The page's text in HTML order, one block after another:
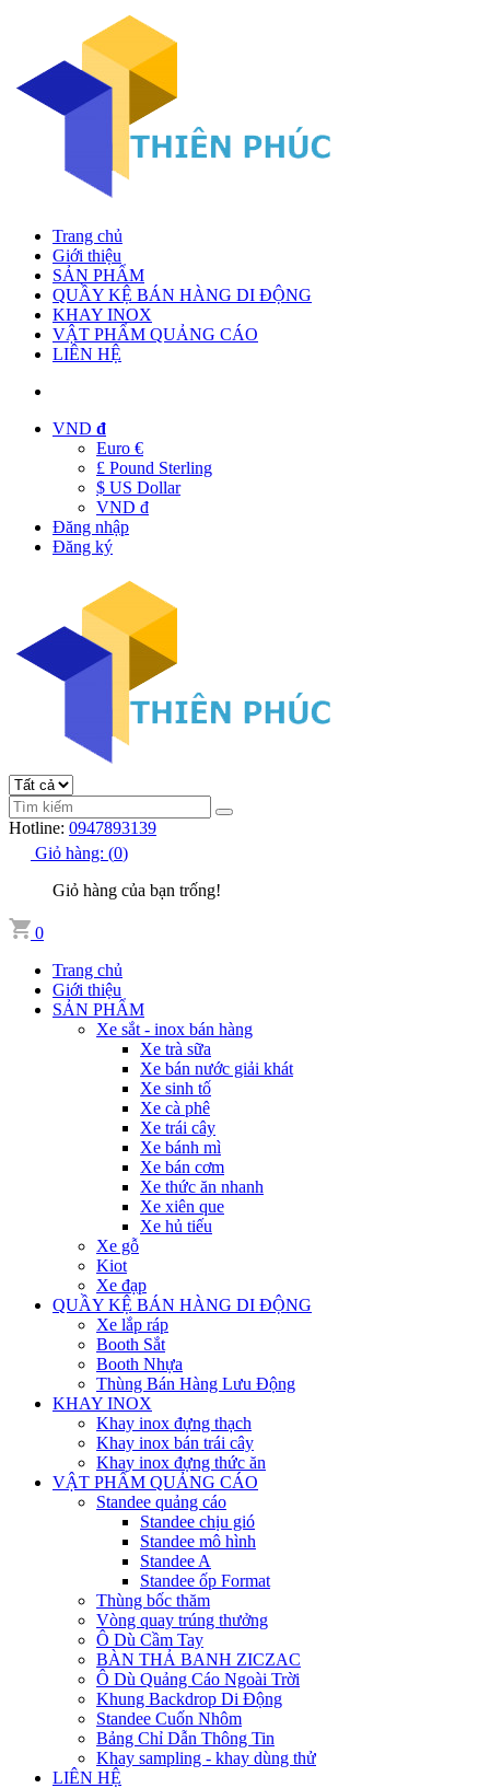
Trang chủ
Giới thiệu
SẢN PHẨM
QUẦY KỆ BÁN HÀNG DI ĐỘNG
KHAY INOX
VẬT PHẨM QUẢNG CÁO
LIÊN HỆ
VND đ
Euro €
£ Pound Sterling
$ US Dollar
VND đ
Đăng nhập
Đăng ký
Hotline: 0947893139
Giỏ hàng: (0)
Giỏ hàng của bạn trống!
0
Trang chủ
Giới thiệu
SẢN PHẨM
Xe sắt - inox bán hàng
Xe trà sữa
Xe bán nước giải khát
Xe sinh tố
Xe cà phê
Xe trái cây
Xe bánh mì
Xe bán cơm
Xe thức ăn nhanh
Xe xiên que
Xe hủ tiếu
Xe gỗ
Kiot
Xe đạp
QUẦY KỆ BÁN HÀNG DI ĐỘNG
Xe lắp ráp
Booth Sắt
Booth Nhựa
Thùng Bán Hàng Lưu Động
KHAY INOX
Khay inox đựng thạch
Khay inox bán trái cây
Khay inox đựng thức ăn
VẬT PHẨM QUẢNG CÁO
Standee quảng cáo
Standee chịu gió
Standee mô hình
Standee A
Standee ốp Format
Thùng bốc thăm
Vòng quay trúng thưởng
Ô Dù Cầm Tay
BÀN THẢ BANH ZICZAC
Ô Dù Quảng Cáo Ngoài Trời
Khung Backdrop Di Động
Standee Cuốn Nhôm
Bảng Chỉ Dẫn Thông Tin
Khay sampling - khay dùng thử
LIÊN HỆ